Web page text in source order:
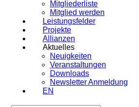
Mitgliederliste
Mitglied werden
Leistungsfelder
Projekte
Allianzen
Aktuelles
Neuigkeiten
Veranstaltungen
Downloads
Newsletter Anmeldung
EN